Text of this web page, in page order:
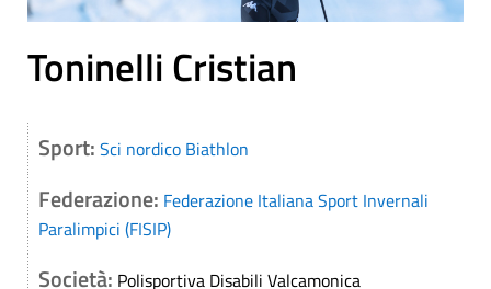
Toninelli Cristian
Sport: Sci nordico Biathlon
Federazione: Federazione Italiana Sport Invernali
Paralimpici (FISIP)
Società: Polisportiva Disabili Valcamonica